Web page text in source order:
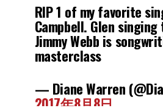
RIP 1 of my favorite
Campbell. Glen
Jimmy Webb is
masterclass
— Diane Warren
2017年8月8日